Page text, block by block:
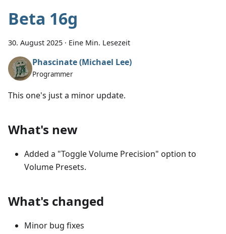
Beta 16g
30. August 2025 · Eine Min. Lesezeit
Phascinate (Michael Lee)
Programmer
This one's just a minor update.
What's new
Added a "Toggle Volume Precision" option to
Volume Presets.
What's changed
Minor bug fixes